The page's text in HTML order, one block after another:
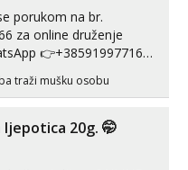
za online druženje
Radim
solo i s partnerom,
haljine, štikle,
Nudim svakakva videa
traži mušku osobu
ljepotica 20g. 🤭